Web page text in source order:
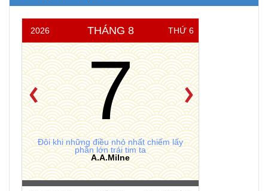
2026 THÁNG 8 THỨ 6
7
Đôi khi những điều nhỏ nhất chiếm lấy
phần lớn trái tim ta
A.A.Milne